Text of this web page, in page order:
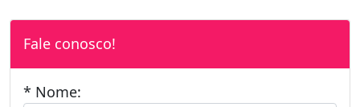
Fale conosco!
* Nome: